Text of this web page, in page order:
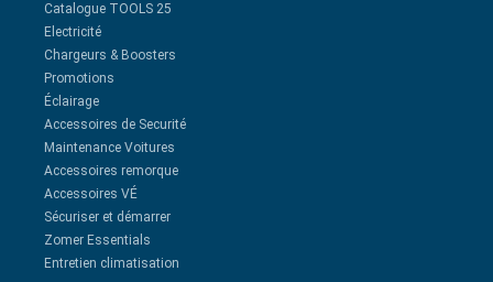
Catalogue TOOLS 25
Electricité
Chargeurs & Boosters
Promotions
Éclairage
Accessoires de Securité
Maintenance Voitures
Accessoires remorque
Accessoires VÉ
Sécuriser et démarrer
Zomer Essentials
Entretien climatisation